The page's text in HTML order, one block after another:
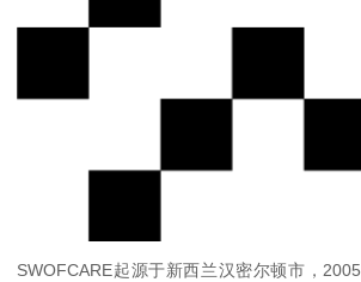
SWOFCARE起源于新西兰汉密尔顿市，